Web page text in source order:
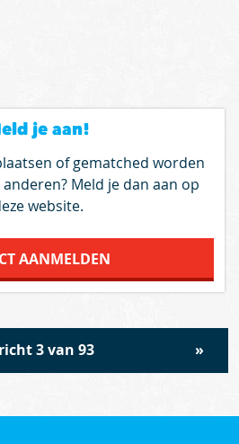
je aan!
of gematched worden
Meld je dan aan op
website.
AANMELDEN
3 van 93 »